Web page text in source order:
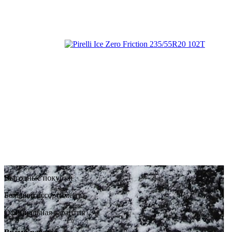
Выгодные покупки
Большой ассортимент
Официальная гарантия